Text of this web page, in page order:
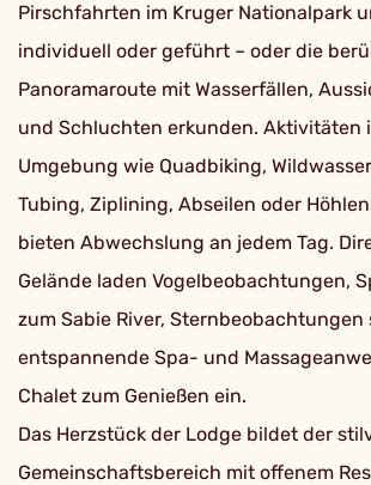
Pirschfahrten im Kruger Nationalpark
individuell oder geführt – oder die
Panoramaroute mit Wasserfällen,
und Schluchten erkunden. Aktivitäten
Umgebung wie Quadbiking,
Tubing, Ziplining, Abseilen oder
bieten Abwechslung an jedem Tag.
Gelände laden Vogelbeobachtungen,
zum Sabie River, Sternbeobachtungen
entspannende Spa- und
Chalet zum Genießen ein.
Das Herzstück der Lodge bildet der
Gemeinschaftsbereich mit offenem